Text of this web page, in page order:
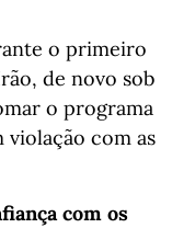
o primeiro
de novo sob
o programa
com as
com os